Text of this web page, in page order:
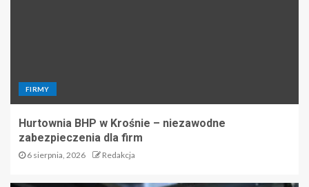
FIRMY
Hurtownia BHP w Krośnie – niezawodne
zabezpieczenia dla firm
6 sierpnia, 2026 Redakcja